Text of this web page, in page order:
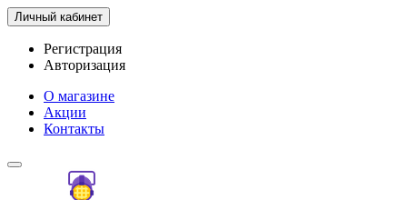
Личный кабинет
Регистрация
Авторизация
О магазине
Акции
Контакты